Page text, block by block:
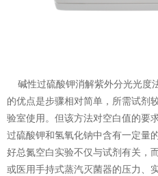
碱性过硫酸钾消解紫外分光光度
的优点是步骤相对简单，所需试剂
验室使用。但该方法对空白值的要
过硫酸钾和氢氧化钠中含有一定量
好总氮空白实验不仅与试剂有关，
或医用手持式蒸汽灭菌器的压力、